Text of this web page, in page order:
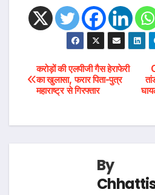
Post
navigation
करोड़ों की एलपीजी गैस हेराफेरी
का खुलासा, फरार पिता-पुत्र
महाराष्ट्र से गिरफ्तार
By